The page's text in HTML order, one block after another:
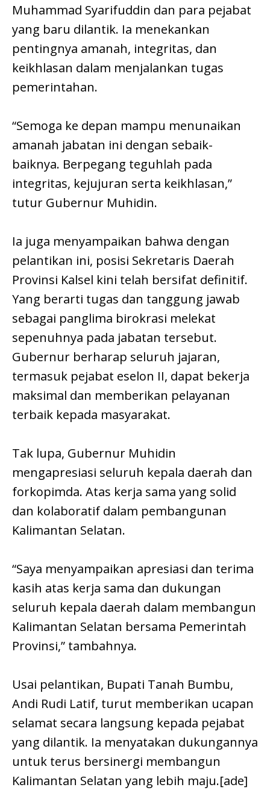
Muhammad Syarifuddin dan para pejabat
yang baru dilantik. Ia menekankan
pentingnya amanah, integritas, dan
keikhlasan dalam menjalankan tugas
pemerintahan.
“Semoga ke depan mampu menunaikan
amanah jabatan ini dengan sebaik-
baiknya. Berpegang teguhlah pada
integritas, kejujuran serta keikhlasan,”
tutur Gubernur Muhidin.
Ia juga menyampaikan bahwa dengan
pelantikan ini, posisi Sekretaris Daerah
Provinsi Kalsel kini telah bersifat definitif.
Yang berarti tugas dan tanggung jawab
sebagai panglima birokrasi melekat
sepenuhnya pada jabatan tersebut.
Gubernur berharap seluruh jajaran,
termasuk pejabat eselon II, dapat bekerja
maksimal dan memberikan pelayanan
terbaik kepada masyarakat.
Tak lupa, Gubernur Muhidin
mengapresiasi seluruh kepala daerah dan
forkopimda. Atas kerja sama yang solid
dan kolaboratif dalam pembangunan
Kalimantan Selatan.
“Saya menyampaikan apresiasi dan terima
kasih atas kerja sama dan dukungan
seluruh kepala daerah dalam membangun
Kalimantan Selatan bersama Pemerintah
Provinsi,” tambahnya.
Usai pelantikan, Bupati Tanah Bumbu,
Andi Rudi Latif, turut memberikan ucapan
selamat secara langsung kepada pejabat
yang dilantik. Ia menyatakan dukungannya
untuk terus bersinergi membangun
Kalimantan Selatan yang lebih maju.[ade]